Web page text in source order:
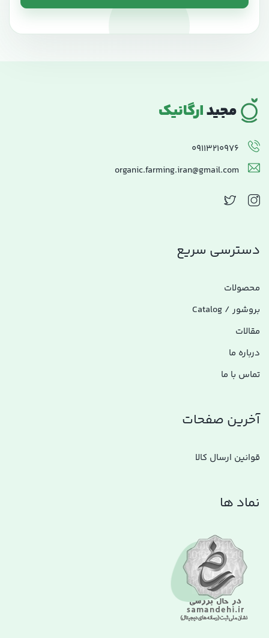
09113210976
organic.farming.iran@gmail.com
دسترسی سریع
محصولات
بروشور / Catalog
مقالات
درباره ما
تماس با ما
آخرین صفحات
قوانین ارسال کالا
نماد ها